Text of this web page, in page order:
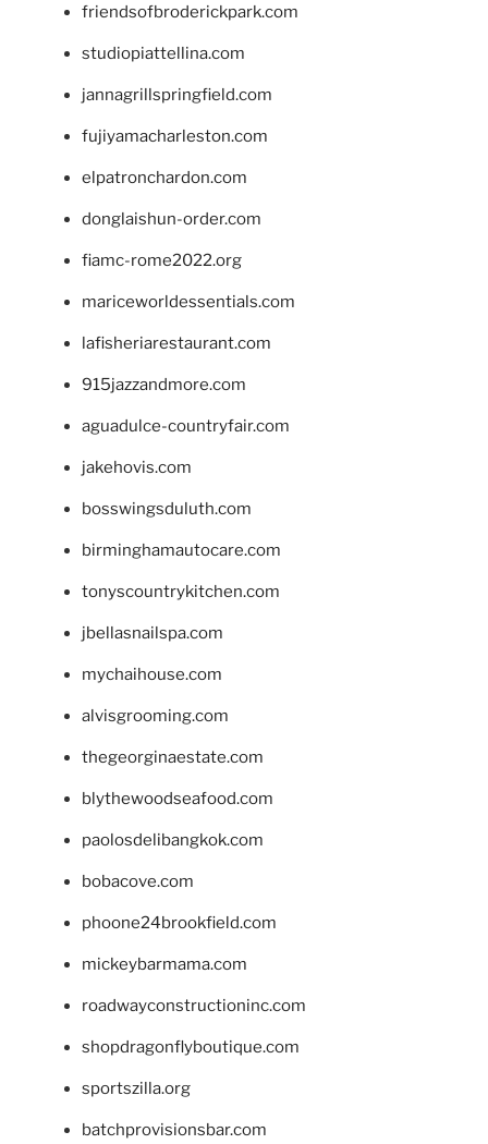
friendsofbroderickpark.com
studiopiattellina.com
jannagrillspringfield.com
fujiyamacharleston.com
elpatronchardon.com
donglaishun-order.com
fiamc-rome2022.org
mariceworldessentials.com
lafisheriarestaurant.com
915jazzandmore.com
aguadulce-countryfair.com
jakehovis.com
bosswingsduluth.com
birminghamautocare.com
tonyscountrykitchen.com
jbellasnailspa.com
mychaihouse.com
alvisgrooming.com
thegeorginaestate.com
blythewoodseafood.com
paolosdelibangkok.com
bobacove.com
phoone24brookfield.com
mickeybarmama.com
roadwayconstructioninc.com
shopdragonflyboutique.com
sportszilla.org
batchprovisionsbar.com